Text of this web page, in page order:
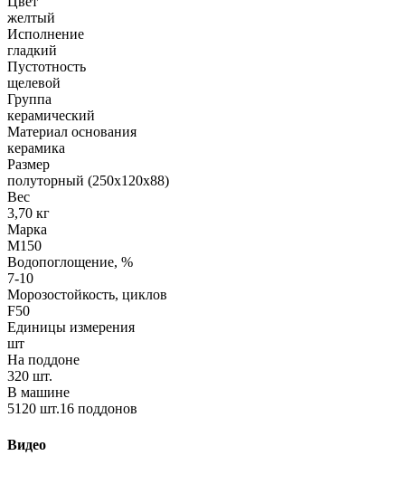
желтый
Исполнение
гладкий
Пустотность
щелевой
Группа
керамический
Материал основания
керамика
Размер
полуторный (250х120х88)
Вес
3,70 кг
Марка
М150
Водопоглощение, %
7-10
Морозостойкость, циклов
F50
Единицы измерения
шт
На поддоне
320 шт.
В машине
5120 шт.16 поддонов
Видео